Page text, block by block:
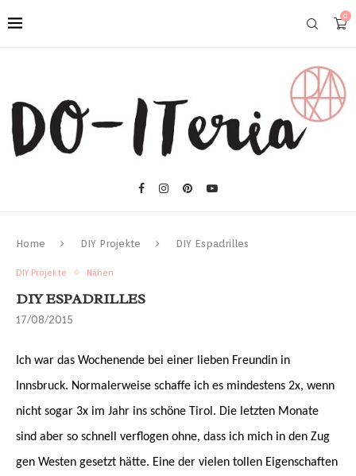
0
Home DIY Projekte DIY Espadrilles
DIY Projekte Nähen
DIY ESPADRILLES
17/08/2015
Ich war das Wochenende bei einer lieben Freundin in
Innsbruck. Normalerweise schaffe ich es mindestens 2x, wenn
nicht sogar 3x im Jahr ins schöne Tirol. Die letzten Monate
sind aber so schnell verflogen ohne, dass ich mich in den Zug
gen Westen gesetzt hätte. Eine der vielen tollen Eigenschaften